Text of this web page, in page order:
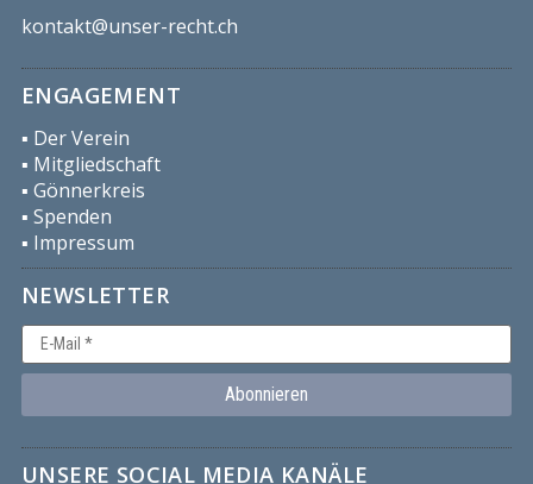
kontakt@unser-recht.ch
ENGAGEMENT
▪︎ Der Verein
▪︎ Mitgliedschaft
▪︎ Gönnerkreis
▪︎ Spenden
▪︎ Impressum
NEWSLETTER
UNSERE SOCIAL MEDIA KANÄLE